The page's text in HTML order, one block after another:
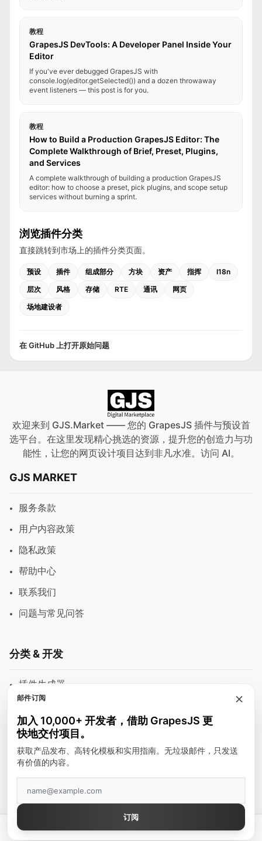
💡 拥有真正好用的 GrapesJS 编辑器 — 起价 $300
教程
GrapesJS DevTools: A Developer Panel Inside Your
Editor
If you've ever debugged GrapesJS with
console.log(editor.getSelected()) and a dozen throwaway
event listeners — this post is for you.
教程
How to Build a Production GrapesJS Editor: The
Complete Walkthrough of Brief, Preset, Plugins,
and Services
A complete walkthrough of building a production GrapesJS
editor: how to choose a preset, pick plugins, and scope setup
services without burning a sprint.
浏览插件分类
直接跳转到市场上的插件分类页面。
预设 插件 组成部分 方块 资产 指挥
I18n
层次
风格 存储 RTE 通讯
网页
场地建设者
在 GitHub 上打开原始问题
欢迎来到 GJS.Market —— 您的 GrapesJS 插件与预设首
选平台。在这里发现精心挑选的资源，提升您的创造力与功
能性，让您的网页设计项目达到非凡水准。访问 AI。
GJS MARKET
服务条款
用户内容政策
隐私政策
帮助中心
联系我们
问题与常见问答
分类 & 开发
插件生成器
模块
富文本编辑器
邮件模板
建站工具
顶级作者
邮件订阅
加入 10,000+ 开发者，借助 GrapesJS 更
快地交付项目。
获取产品发布、高转化模板和实用指南。无垃圾邮件，只发送
有价值的内容。
订阅